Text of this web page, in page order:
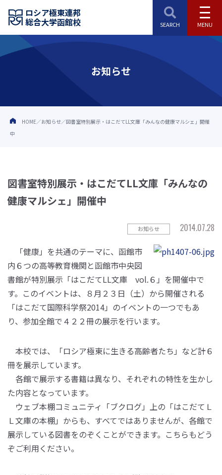
ロシア極東連邦
総合大学函館校
お知らせ
HOME お知らせ
図書室特別展示・はこだてLL文庫「みんなの健康マルシェ」開催
中
図書室特別展示・はこだてLL文庫「みんなの
健康マルシェ」開催中
お知らせ
2014.07.28
「健康」を共通のテーマに、函館市
内６つの高等教育機関と函館市中央図
書館が特別展示「はこだてLL文庫 vol.６」を開催中で
す。このイベントは、８月２３日（土）から開催される
「はこだて国際科学祭2014」のイベントの一つでもあ
り、参加全館で４２２冊の展示を行います。
本校では、「ロシア極東に生きる高齢者たち」など計６
冊を展示しています。
各館で展示する書籍は異なり、それぞれの特性を生かし
た内容となっています。
ウェブ本棚コミュニティ「ブクログ」上の「はこだてＬ
Ｌ文庫の本棚」からも、すべてではありませんが、各館で
展示している図書をのぞくことができます。こちらもどう
ぞご利用ください。